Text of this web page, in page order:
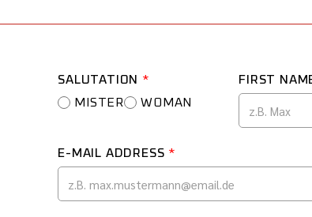
SALUTATION *
MISTER
WOMAN
FIRST
E-MAIL ADDRESS *